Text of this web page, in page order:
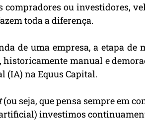
compradores ou investidores,
toda a diferença.
de uma empresa, a etapa de
manual e
na Equus Capital.
(ou seja, que pensa sempre em
investimos